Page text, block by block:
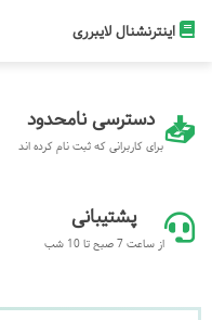
اینترنشنال لایبرری
دسترسی نامحدود
برای کاربرانی که ثبت نام کرده اند
پشتیبانی
از ساعت 7 صبح تا 10 شب